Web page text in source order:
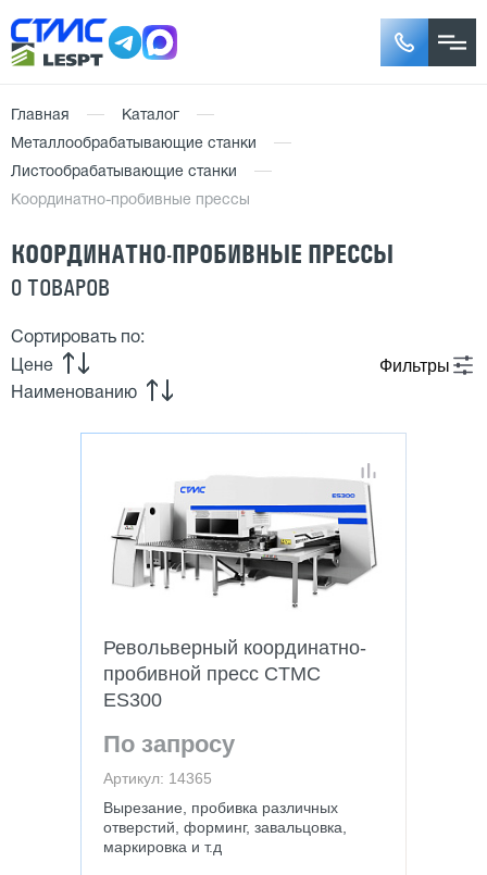
Главная
Каталог
Металлообрабатывающие станки
Листообрабатывающие станки
Координатно-пробивные прессы
КООРДИНАТНО-ПРОБИВНЫЕ ПРЕССЫ
0 ТОВАРОВ
Фильтры
Сортировать по:
Цене
Наименованию
Револьверный координатно-
пробивной пресс CTMC
ES300
По запросу
Артикул: 14365
Вырезание, пробивка различных
отверстий, форминг, завальцовка,
маркировка и т.д